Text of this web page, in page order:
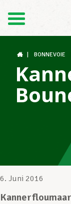
Der
BONNEVOIE
6. Juni 2016